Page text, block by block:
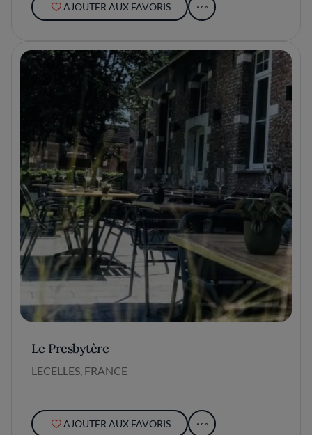
AJOUTER AUX FAVORIS
Le Presbytère
LECELLES, FRANCE
AJOUTER AUX FAVORIS